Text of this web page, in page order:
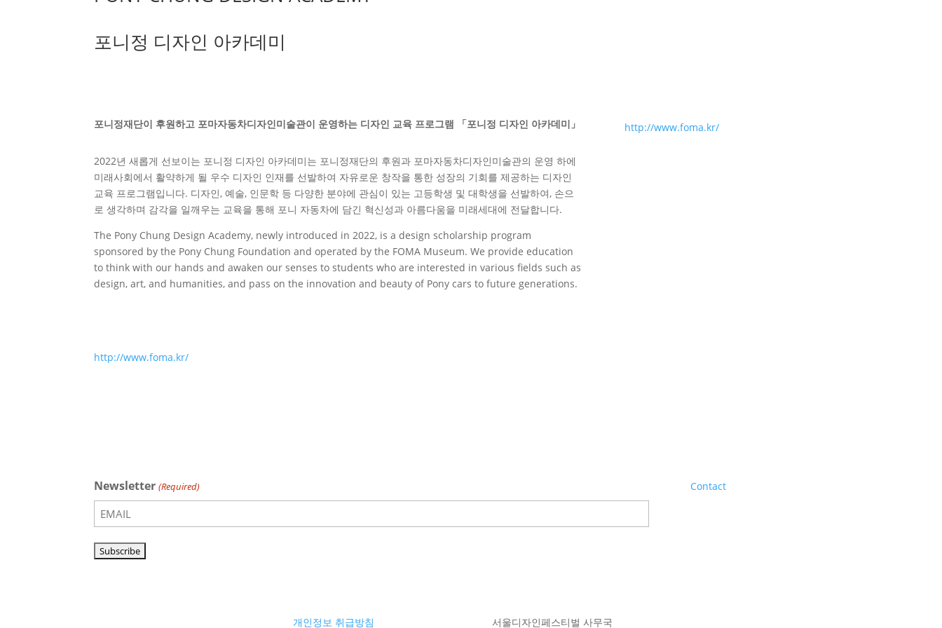
포니정 디자인 아카데미
포니정재단이 후원하고 포마자동차디자인미술관이 운영하는 디자인 교육 프로그램 「포니정 디자인 아카데미」
2022년 새롭게 선보이는 포니정 디자인 아카데미는 포니정재단의 후원과 포마자동차디자인미술관의 운영 하에
미래사회에서 활약하게 될 우수 디자인 인재를 선발하여 자유로운 창작을 통한 성장의 기회를 제공하는 디자인
교육 프로그램입니다. 디자인, 예술, 인문학 등 다양한 분야에 관심이 있는 고등학생 및 대학생을 선발하여, 손으
로 생각하며 감각을 일깨우는 교육을 통해 포니 자동차에 담긴 혁신성과 아름다움을 미래세대에 전달합니다.
The Pony Chung Design Academy, newly introduced in 2022, is a design scholarship program
sponsored by the Pony Chung Foundation and operated by the FOMA Museum. We provide education
to think with our hands and awaken our senses to students who are interested in various fields such as
design, art, and humanities, and pass on the innovation and beauty of Pony cars to future generations.
http://www.foma.kr/
http://www.foma.kr/
Newsletter (Required) Contact
개인정보 취급방침 서울디자인페스티벌 사무국